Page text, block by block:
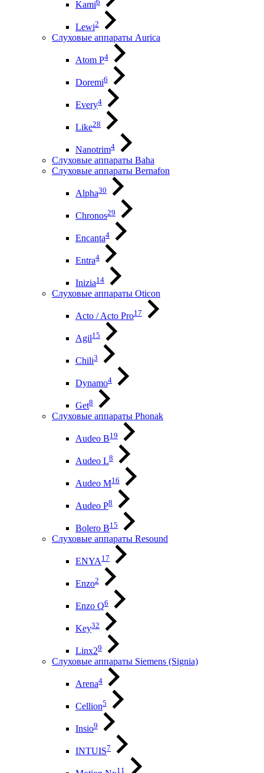
Kami
Lewi2
Слуховые аппараты Aurica
Atom P4
Doremi6
Every4
Like28
Nanotrim4
Слуховые аппараты Baha
Слуховые аппараты Bernafon
Alpha30
Chronos29
Encanta4
Entra4
Inizia14
Слуховые аппараты Oticon
Acto / Acto Pro17
Agil15
Chili3
Dynamo4
Get8
Слуховые аппараты Phonak
Audeo B19
Audeo L8
Audeo М16
Audeo P8
Bolero B15
Слуховые аппараты Resound
ENYA 17
Enzo2
Enzo Q6
Key32
Linx29
Слуховые аппараты Siemens (Signia)
Arena4
Cellion5
Insio9
INTUIS7
11